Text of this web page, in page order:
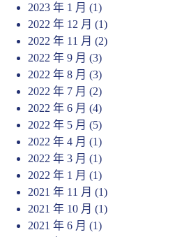
2023 年 1 月 (1)
2022 年 12 月 (1)
2022 年 11 月 (2)
2022 年 9 月 (3)
2022 年 8 月 (3)
2022 年 7 月 (2)
2022 年 6 月 (4)
2022 年 5 月 (5)
2022 年 4 月 (1)
2022 年 3 月 (1)
2022 年 1 月 (1)
2021 年 11 月 (1)
2021 年 10 月 (1)
2021 年 6 月 (1)